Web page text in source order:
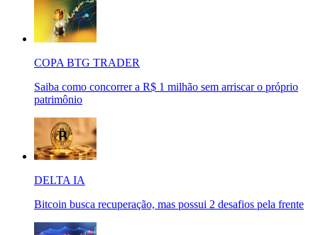
COPA BTG TRADER
Saiba como concorrer a R$ 1 milhão sem arriscar o próprio
patrimônio
DELTA IA
Bitcoin busca recuperação, mas possui 2 desafios pela frente